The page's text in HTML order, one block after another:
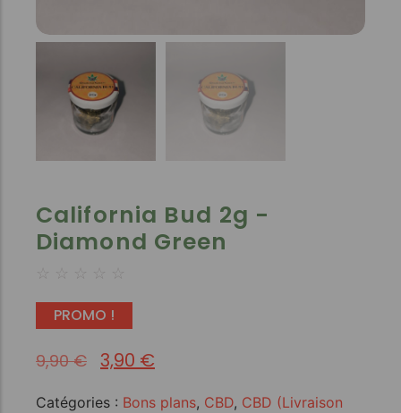
California Bud 2g -
Diamond Green
☆ ☆ ☆ ☆ ☆
PROMO !
9,90€ 3,90 €
Catégories : Bons plans, CBD, CBD (Livraison